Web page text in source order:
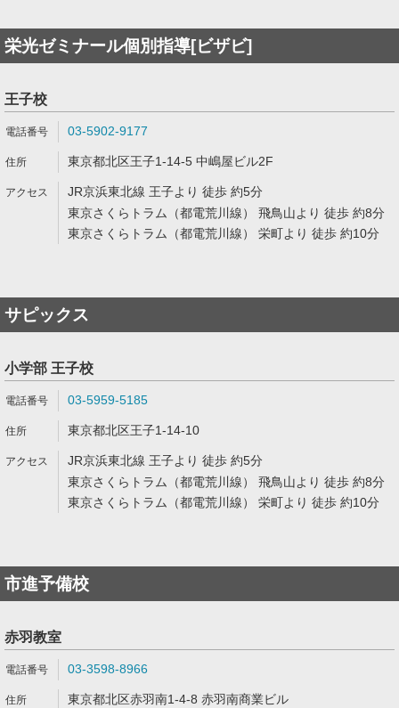
栄光ゼミナール個別指導[ビザビ]
王子校
03-5902-9177
東京都北区王子1-14-5 中嶋屋ビル2F
JR京浜東北線 王子より 徒歩 約5分
東京さくらトラム（都電荒川線） 飛鳥山より 徒歩 約8分
東京さくらトラム（都電荒川線） 栄町より 徒歩 約10分
サピックス
小学部 王子校
03-5959-5185
東京都北区王子1-14-10
JR京浜東北線 王子より 徒歩 約5分
東京さくらトラム（都電荒川線） 飛鳥山より 徒歩 約8分
東京さくらトラム（都電荒川線） 栄町より 徒歩 約10分
市進予備校
赤羽教室
03-3598-8966
東京都北区赤羽南1-4-8 赤羽南商業ビル